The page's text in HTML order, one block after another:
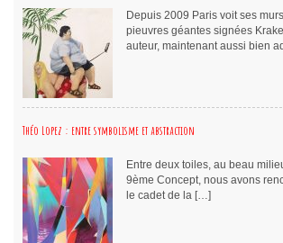
Depuis 2009 Paris voit ses
pieuvres géantes signées
auteur, maintenant aussi bien
Théo Lopez : entre symbolisme et abstraction
Entre deux toiles, au beau
9ème Concept, nous avons
le cadet de la […]